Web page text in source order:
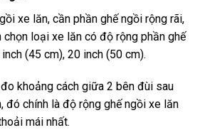
xe lăn, cần phần ghế ngồi rộng rãi,
chọn loại xe lăn có độ rộng phần ghế
(45 cm), 20 inch (50 cm).
khoảng cách giữa 2 bên đùi sau
đó chính là độ rộng ghế ngồi xe lăn
mái nhất.